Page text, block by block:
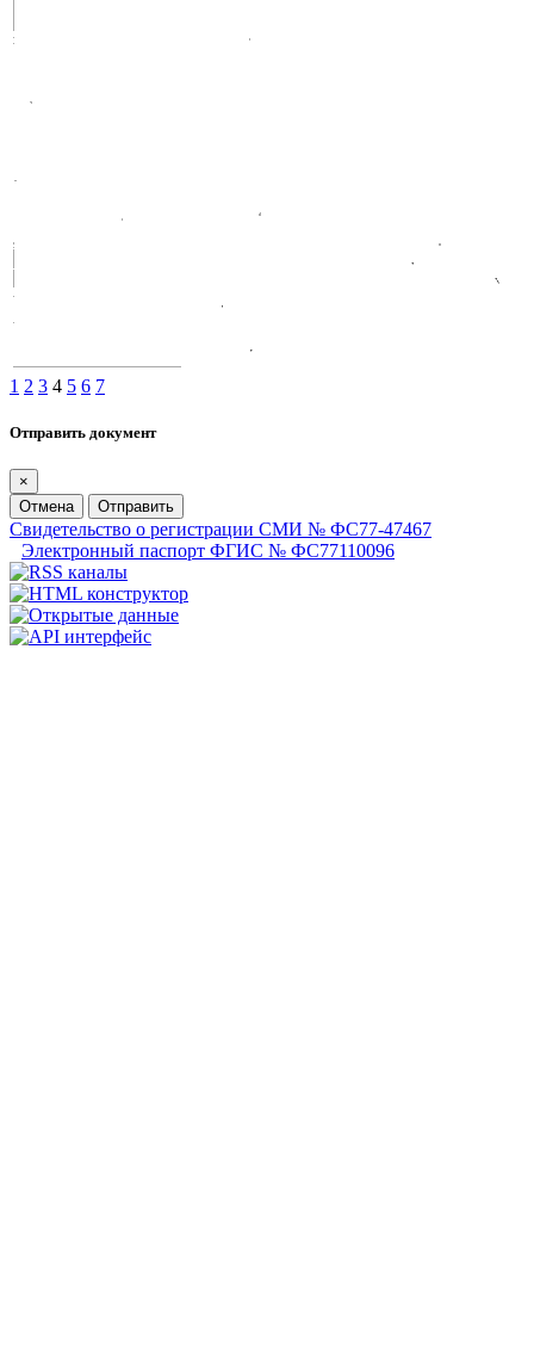
1 2 3 4 5 6 7
Отправить документ
×
Отмена
Отправить
Свидетельство о регистрации СМИ № ФС77-47467
Электронный паспорт ФГИС № ФС77110096